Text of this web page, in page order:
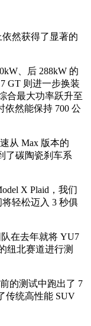
然获得了显著的
、后 288kW 的
GT 则进一步换装
合最大功率跃升至
依然能保持 700 公
从 Max 版本的
了碳陶瓷刹车系
X Plaid，我们
轻松迈入 3 秒俱
在去年就将 YU7
纽北赛道进行测
的测试中跑出了 7
传统高性能 SUV